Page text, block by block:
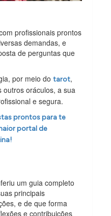
profissionais prontos
demandas, e
de perguntas que
por meio dotarot,
outros oráculos, a sua
e segura.
prontos para te
portal de
um guia completo
principais
e de que forma
e contribuições